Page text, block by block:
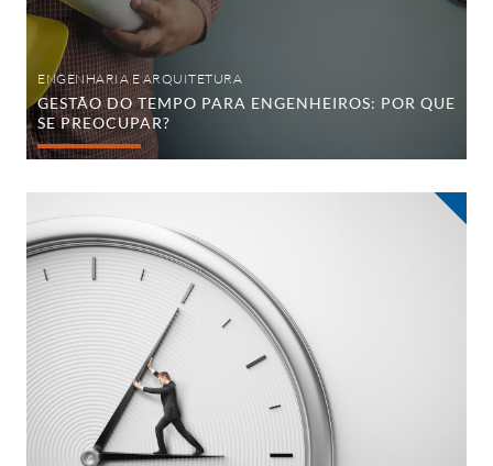
ENGENHARIA E ARQUITETURA
GESTÃO DO TEMPO PARA ENGENHEIROS: POR QUE
SE PREOCUPAR?
Gestão
Tempo:
Melhore
suas
práticas
e
se
torne
mais
eficiente!